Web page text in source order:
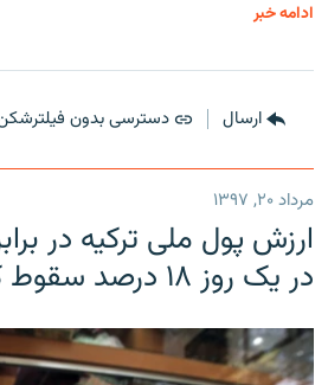
ادامه خبر
ارسال دسترسی بدون
مرداد ۲۰, ۱۳۹۷
ارزش پول ملی ترکیه در
در یک روز ۱۸ درصد سقوط کرد